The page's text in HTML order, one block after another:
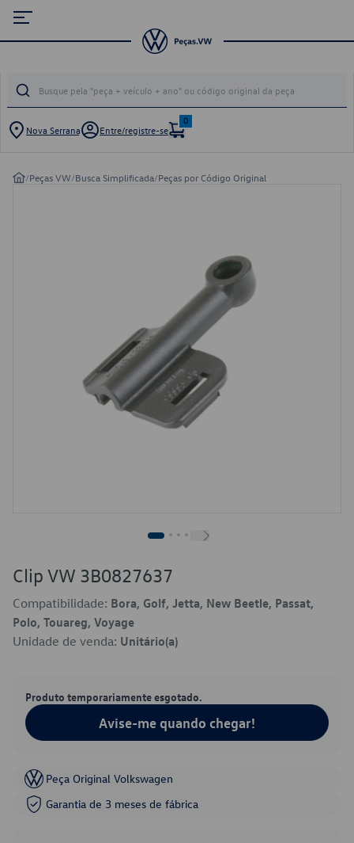
Nova Serrana Entre/registre-se
0
/Peças VW/Busca Simplificada/Peças por Código Original
Clip VW 3B0827637
Compatibilidade: Bora, Golf, Jetta, New Beetle, Passat,
Polo, Touareg, Voyage
Unidade de venda: Unitário(a)
Produto temporariamente esgotado.
Avise-me quando chegar!
Peça Original Volkswagen
Garantia de 3 meses de fábrica